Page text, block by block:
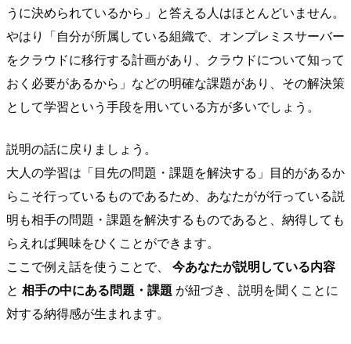
うに決められているから」と答える人はほとんどいません。
やはり「自分が所属している組織で、オンプレミスサーバー
をクラウドに移行する計画があり、クラウドについて知って
おく必要があるから」などの明確な課題があり、その解決策
として学習という手段を用いている方が多いでしょう。
説明の話に戻りましょう。
大人の学習は「目先の問題・課題を解決する」目的があるか
らこそ行っているものであるため、あなたがが行っている説
明も相手の問題・課題を解決するものであると、納得しても
らえれば興味をひくことができます。
ここで例え話を使うことで、 今あなたが説明している内容
と 相手の中にある問題・課題 が紐づき、説明を聞くことに
対する納得感が生まれます。